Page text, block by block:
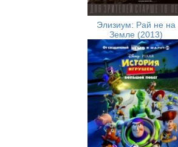
Элизиум: Рай не на
Земле (2013)